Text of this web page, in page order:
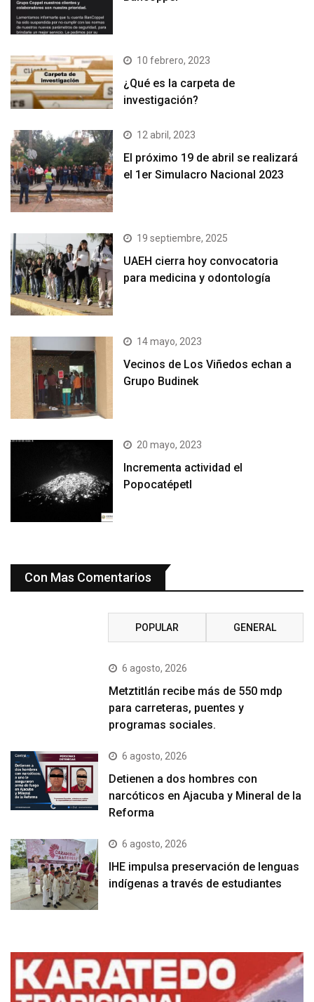
10 febrero, 2023
¿Qué es la carpeta de
investigación?
12 abril, 2023
El próximo 19 de abril se realizará
el 1er Simulacro Nacional 2023
19 septiembre, 2025
UAEH cierra hoy convocatoria
para medicina y odontología
14 mayo, 2023
Vecinos de Los Viñedos echan a
Grupo Budinek
20 mayo, 2023
Incrementa actividad el
Popocatépetl
Con Mas Comentarios
POPULAR GENERAL
6 agosto, 2026
Metztitlán recibe más de 550 mdp
para carreteras, puentes y
programas sociales.
6 agosto, 2026
Detienen a dos hombres con
narcóticos en Ajacuba y Mineral de la
Reforma
6 agosto, 2026
IHE impulsa preservación de lenguas
indígenas a través de estudiantes